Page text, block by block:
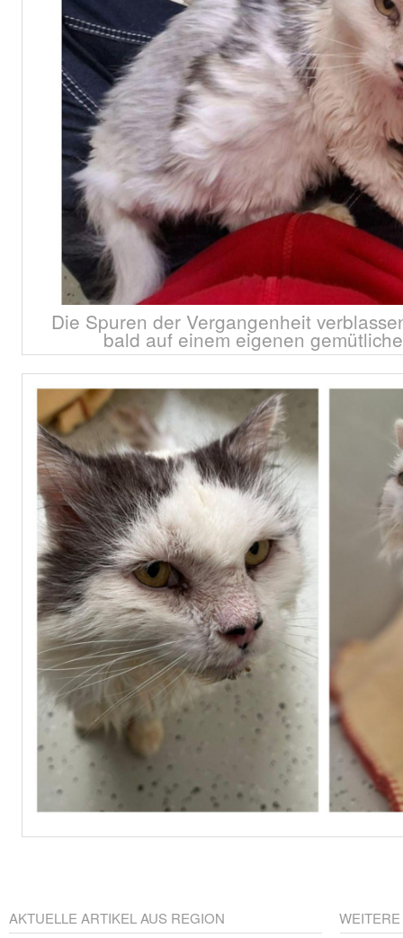
Die Spuren der Vergangenheit
bald auf einem eigenen
AKTUELLE ARTIKEL AUS REGION